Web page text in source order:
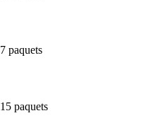
7 paquets
15 paquets